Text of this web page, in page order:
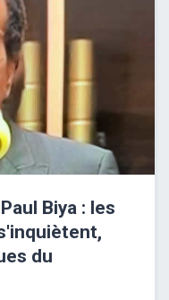
Biya : les
du